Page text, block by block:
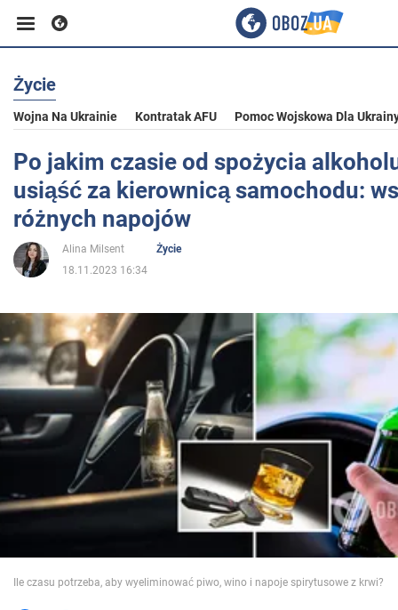
Biznes
Sport
Rozrywka
Życie
Polityka
Społeczeństwo
Wojna na Ukrainie
Świat
Jedzenie
Życie
Wojna Na Ukrainie Kontratak AFU Pomoc Wojskowa Dla
Po jakim czasie od spożycia
usiąść za kierownicą samochodu:
różnych napojów
Alina Milsent
Życie
18.11.2023 16:34
Ile czasu potrzeba, aby wyeliminować piwo, wino i napoje spirytusowe z krwi?